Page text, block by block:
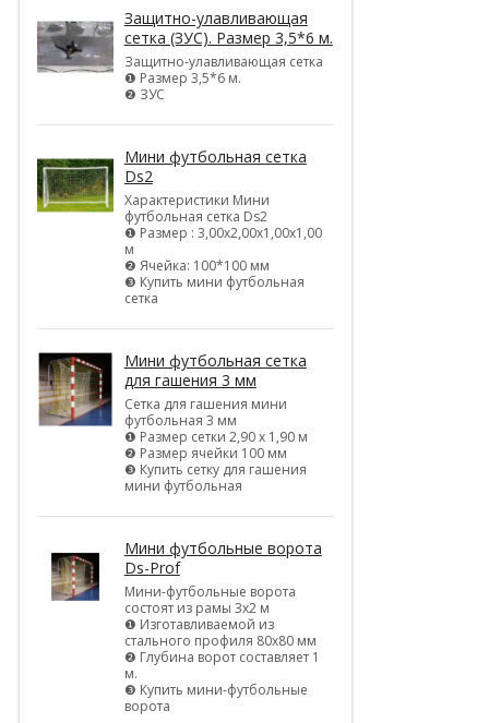
Защитно-улавливающая
сетка (ЗУС). Размер 3,5*6 м.
Защитно-улавливающая сетка
❶ Размер 3,5*6 м.
❷ ЗУС
Мини футбольная сетка
Ds2
Характеристики Мини
футбольная сетка Ds2
❶ Размер : 3,00х2,00х1,00х1,00
м
❷ Ячейка: 100*100 мм
❸ Купить мини футбольная
сетка
Мини футбольная сетка
для гашения 3 мм
Сетка для гашения мини
футбольная 3 мм
❶ Размер сетки 2,90 х 1,90 м
❷ Размер ячейки 100 мм
❸ Купить сетку для гашения
мини футбольная
Мини футбольные ворота
Ds-Prof
Мини-футбольные ворота
состоят из рамы 3х2 м
❶ Изготавливаемой из
стального профиля 80х80 мм
❷ Глубина ворот составляет 1
м.
❸ Купить мини-футбольные
ворота